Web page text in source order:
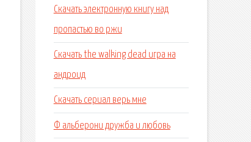
Скачать электронную книгу над
пропастью во ржи
Скачать the walking dead игра на
андроид
Скачать сериал верь мне
Ф альберони дружба и любовь